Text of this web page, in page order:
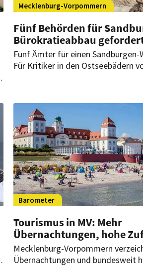
Mecklenburg-Vorpommern
Fünf Behörden für
Bürokratieabbau
Fünf Ämter für einen Sandburgen-
Für Kritiker in den Ostseebädern
Barometer
Tourismus in MV: Mehr
Übernachtungen, hohe
Mecklenburg-Vorpommern
Übernachtungen und bundesweit